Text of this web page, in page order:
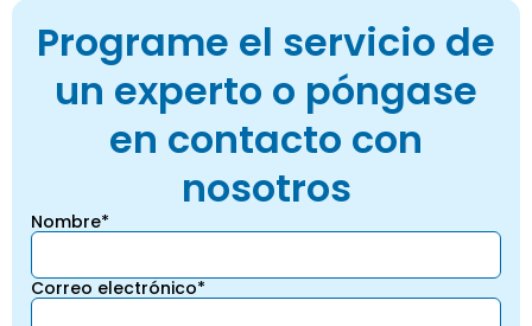
Programe el servicio de
un experto o póngase
en contacto con
nosotros
Nombre*
Correo electrónico*